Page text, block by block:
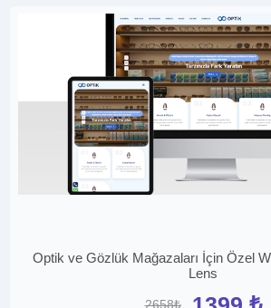
Optik ve Gözlük Mağazaları İçin Özel
Lens
2658₺